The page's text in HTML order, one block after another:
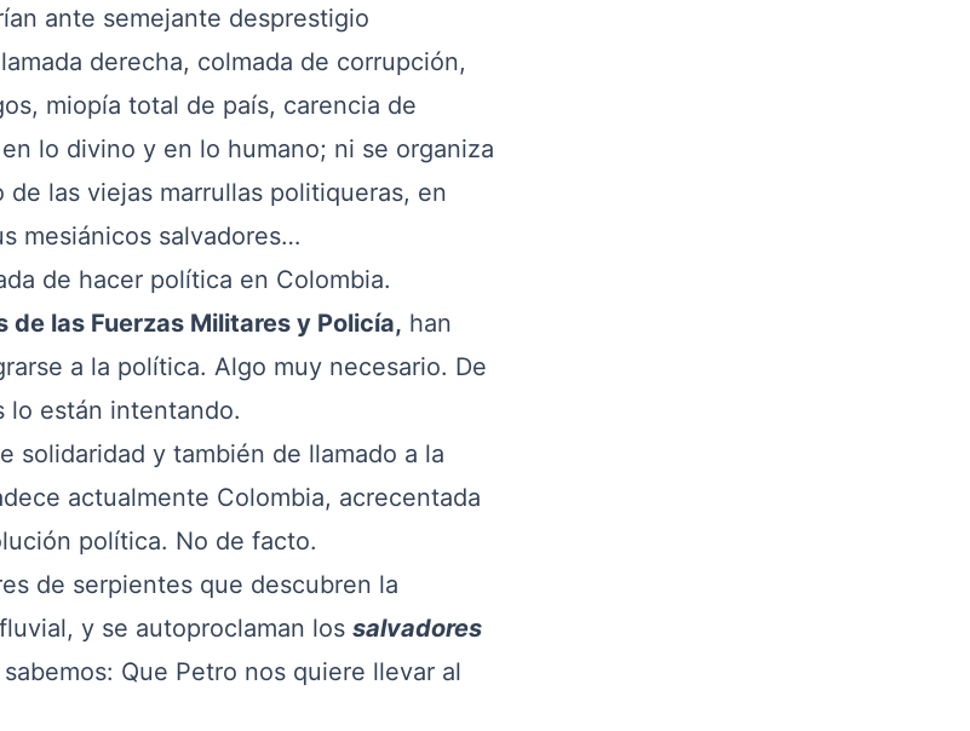
ante semejante desprestigio
derecha, colmada de corrupción,
miopía total de país, carencia de
lo divino y en lo humano; ni se organiza
las viejas marrullas politiqueras, en
mesiánicos salvadores…
de hacer política en Colombia.
de las Fuerzas Militares y Policía, han
a la política. Algo muy necesario. De
lo están intentando.
y también de llamado a la
actualmente Colombia, acrecentada
política. No de facto.
de serpientes que descubren la
y se autoproclaman los salvadores
Que Petro nos quiere llevar al